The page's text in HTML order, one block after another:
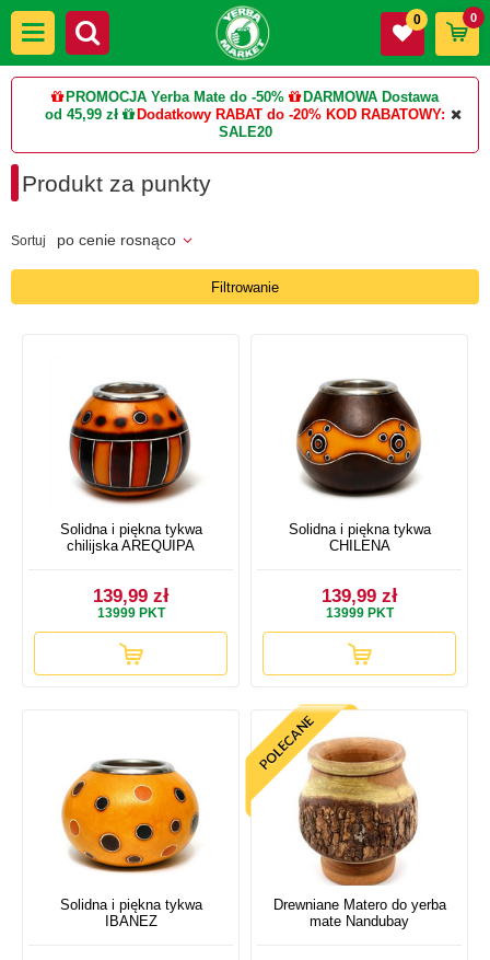
PROMOCJA Yerba Mate do -50%
DARMOWA Dostawa
od 45,99 zł
Dodatkowy RABAT do -20% KOD RABATOWY:
SALE20
0 0
Produkt za punkty
Sortuj po cenie rosnąco
Filtrowanie
Solidna i piękna tykwa
chilijska AREQUIPA
139,99 zł
13999PKT
Solidna i piękna tykwa
CHILENA
139,99 zł
13999PKT
Solidna i piękna tykwa
IBANEZ
Drewniane Matero do yerba
mate Nandubay